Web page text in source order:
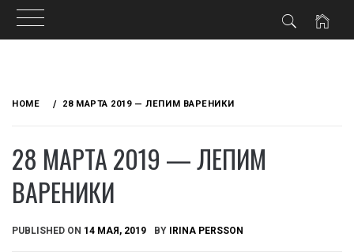
HOME 28 МАРТА 2019 — ЛЕПИМ ВАРЕНИКИ
28 МАРТА 2019 — ЛЕПИМ
ВАРЕНИКИ
PUBLISHED ON 14 МАЯ, 2019 BY IRINA PERSSON